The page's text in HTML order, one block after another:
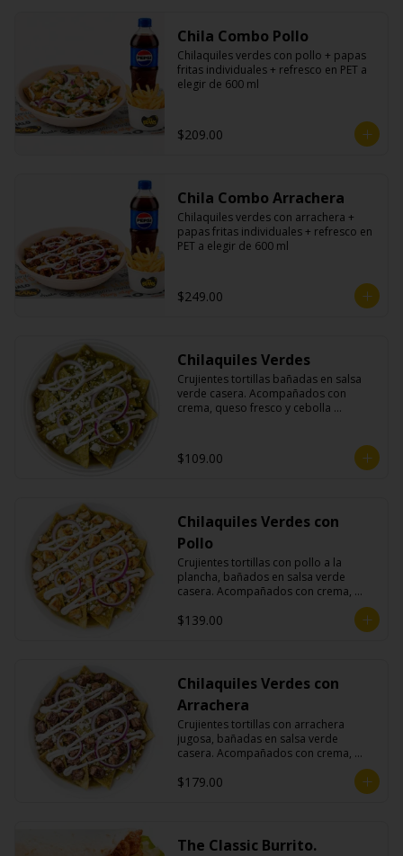
Chila Combo Pollo
Chilaquiles verdes con pollo + papas
fritas individuales + refresco en PET a
elegir de 600 ml
$209.00
Chila Combo Arrachera
Chilaquiles verdes con arrachera +
papas fritas individuales + refresco en
PET a elegir de 600 ml
$249.00
Chilaquiles Verdes
Crujientes tortillas bañadas en salsa
verde casera. Acompañados con
crema, queso fresco y cebolla
$109.00
Chilaquiles Verdes con
Pollo
Crujientes tortillas con pollo a la
plancha, bañados en salsa verde
casera. Acompañados con crema,
$139.00
Chilaquiles Verdes con
Arrachera
Crujientes tortillas con arrachera
jugosa, bañadas en salsa verde
casera. Acompañados con crema,
$179.00
The Classic Burrito.